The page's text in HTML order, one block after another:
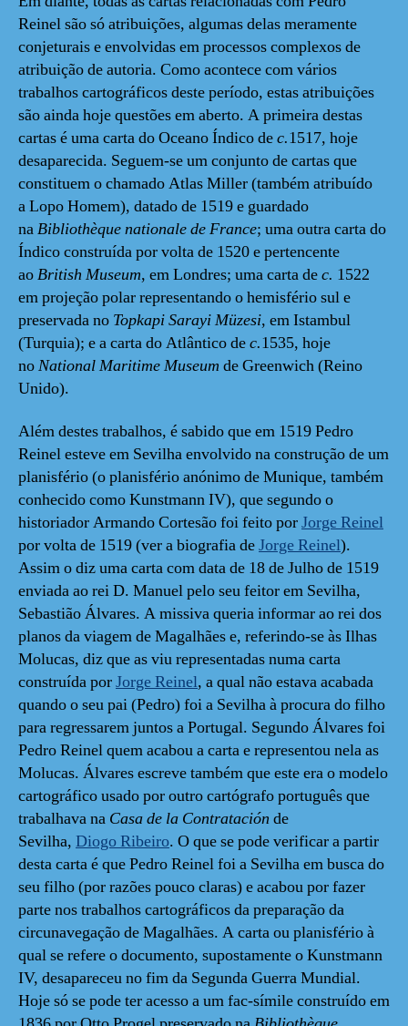
Reinel são só atribuições, algumas delas meramente
conjeturais e envolvidas em processos complexos de
atribuição de autoria. Como acontece com vários
trabalhos cartográficos deste período, estas atribuições
são ainda hoje questões em aberto. A primeira destas
cartas é uma carta do Oceano Índico dec.1517, hoje
desaparecida. Seguem-se um conjunto de cartas que
constituem o chamado Atlas Miller (também atribuído
a Lopo Homem), datado de 1519 e guardado
naBibliothèque nationale de France; uma outra carta do
Índico construída por volta de 1520 e pertencente
aoBritish Museum, em Londres; uma carta dec. 1522
em projeção polar representando o hemisfério sul e
preservada no Topkapi Sarayi Müzesi, em Istambul
(Turquia); e a carta do Atlântico dec.1535, hoje
noNational Maritime Museum de Greenwich (Reino
Unido).
Além destes trabalhos, é sabido que em 1519 Pedro
Reinel esteve em Sevilha envolvido na construção de um
planisfério (o planisfério anónimo de Munique, também
conhecido como Kunstmann IV), que segundo o
historiador Armando Cortesão foi feito porJorge Reinel
por volta de 1519 (ver a biografia deJorge Reinel).
Assim o diz uma carta com data de 18 de Julho de 1519
enviada ao rei D. Manuel pelo seu feitor em Sevilha,
Sebastião Álvares. A missiva queria informar ao rei dos
planos da viagem de Magalhães e, referindo-se às Ilhas
Molucas, diz que as viu representadas numa carta
construída porJorge Reinel, a qual não estava acabada
quando o seu pai (Pedro) foi a Sevilha à procura do filho
para regressarem juntos a Portugal. Segundo Álvares foi
Pedro Reinel quem acabou a carta e representou nela as
Molucas. Álvares escreve também que este era o modelo
cartográfico usado por outro cartógrafo português que
trabalhava na Casa de la Contratación de
Sevilha, Diogo Ribeiro. O que se pode verificar a partir
desta carta é que Pedro Reinel foi a Sevilha em busca do
seu filho (por razões pouco claras) e acabou por fazer
parte nos trabalhos cartográficos da preparação da
circunavegação de Magalhães. A carta ou planisfério à
qual se refere o documento, supostamente o Kunstmann
IV, desapareceu no fim da Segunda Guerra Mundial.
Hoje só se pode ter acesso a um fac-símile construído em